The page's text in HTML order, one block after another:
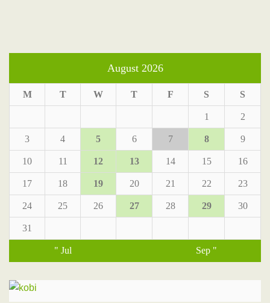
August 2026
M T W T F S S
1 2
3 4 5 6 7 8 9
10 11 12 13 14 15 16
17 18 19 20 21 22 23
24 25 26 27 28 29 30
31
" Jul Sep "